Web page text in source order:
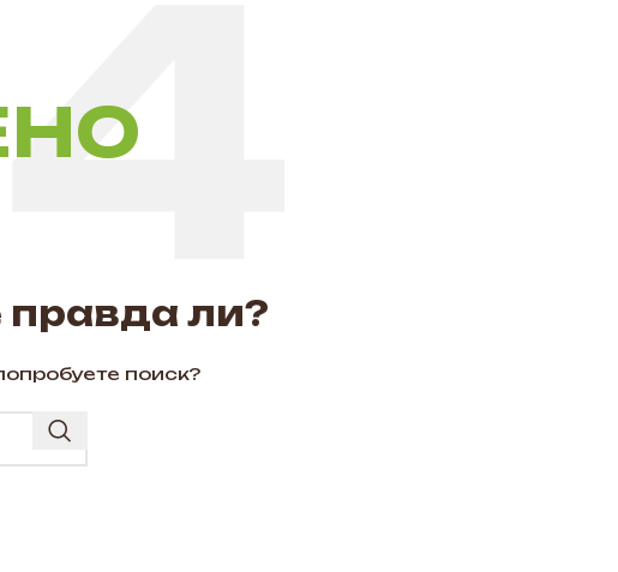
правда ли?
поиск?